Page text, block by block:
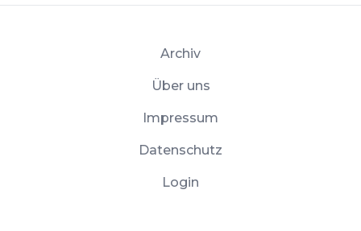
Archiv
Über uns
Impressum
Datenschutz
Login